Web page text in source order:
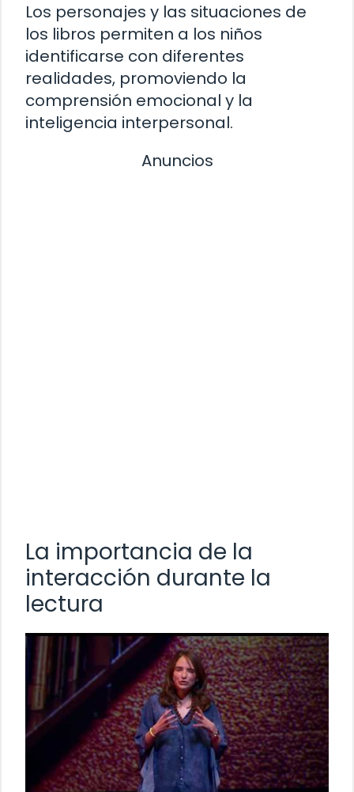
Los personajes y las situaciones de
los libros permiten a los niños
identificarse con diferentes
realidades, promoviendo la
comprensión emocional y la
inteligencia interpersonal.
Anuncios
La importancia de la
interacción durante la
lectura